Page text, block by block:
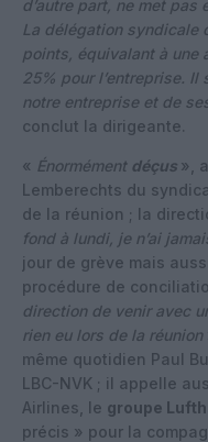
d’autre part, ne met pas
La délégation syndicale
points, équivalant à une
25% pour l’entreprise. Il
notre entreprise et de
conclut la dirigeante.
« Énormément déçus »,
Lemberechts du
de la réunion ; la
fond à lundi, je n’ai
jour de grève mais
procédure de
direction de venir avec
rien eu lors de la réunion
même quotidien Paul
LBC-NVK ; il appelle
Airlines, le groupe
précis » pour la